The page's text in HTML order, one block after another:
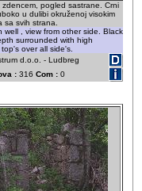
zdencem, pogled sastrane. Crni
u dulibi okruženoj visokim
sa svih strana.
well , view from other side. Black
surrounded with high
over all side's.
d.o.o. - Ludbreg
: 316 Com : 0